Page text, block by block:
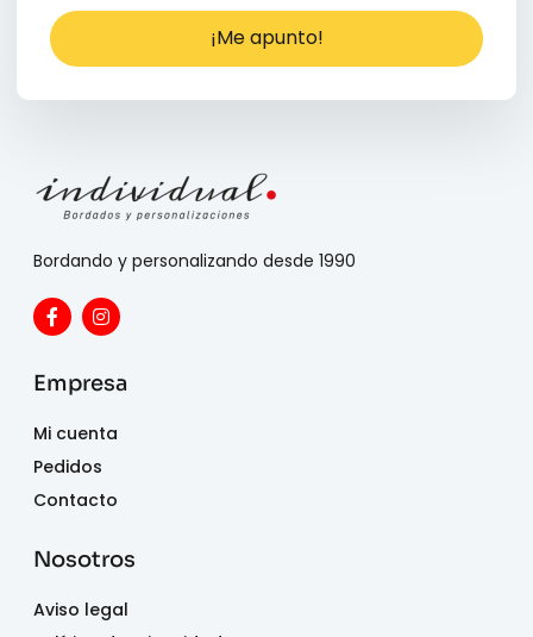
¡Me apunto!
Bordando y personalizando desde 1990
Empresa
Mi cuenta
Pedidos
Contacto
Nosotros
Aviso legal